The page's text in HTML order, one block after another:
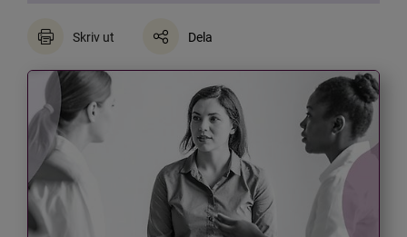
Skriv ut Dela